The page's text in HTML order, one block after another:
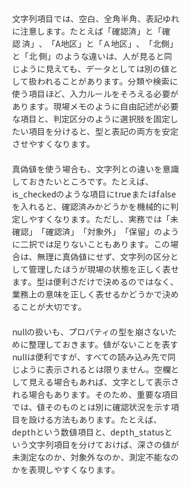
文字列項目では、空白、全角半角、表記ゆれ
に注意します。たとえば「確認済」と「確
認 済」、「A地区」と「Ａ地区」、「北側」
と「北 側」のような違いは、人が見ると同
じように見えても、データとしては別の値と
して扱われることがあります。分類や検索に
使う項目ほど、入力ルールをそろえる必要が
あります。現場メモのように自由記述が必要
な項目と、判定区分のように選択肢を固定し
たい項目を分けると、型と表記の両方を安定
させやすくなります。
真偽値を使う場合も、文字列との違いを意識
しておきたいところです。たとえば、
is_checkedのような項目にtrueまたはfalse
を入れると、確認済みかどうかを機械的に判
定しやすくなります。ただし、実務では「未
確認」「確認済」「対象外」「保留」のよう
に二択では足りないこともあります。この場
合は、無理に真偽値にせず、文字列の区分と
して管理したほうが現場の状態を正しく表せ
ます。型は便利さだけで決めるのではなく、
業務上の意味を正しく表せるかどうかで決め
ることが大切です。
nullの扱いも、プロパティの型を崩さないた
めに整理しておきます。値がないことを表す
nullは便利ですが、すべての読み込み先で同
じように表示されるとは限りません。空欄と
して見える場合もあれば、文字として表示さ
れる場合もあります。そのため、重要な項目
では、値そのものとは別に確認状況を示す項
目を設ける方法もあります。たとえば、
depthという数値項目と、depth_statusと
いう文字列項目を分けておけば、深さの値が
未測定なのか、対象外なのか、測定不能なの
かを表現しやすくなります。